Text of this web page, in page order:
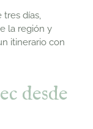
días,
la región y
itinerario con
desde